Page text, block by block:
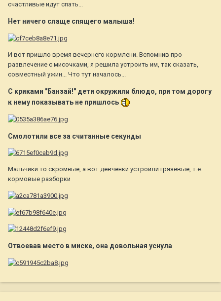
счастливые идут спать...
Нет ничего слаще спящего малыша!
И вот пришло время вечернего кормлени. Вспомнив про
развлечение с мисочками, я решила устроить им, так сказать,
совместный ужин... Что тут началось...
С криками "Банзай!" дети окружили блюдо, при том дорогу
к нему показывать не пришлось
Смолотили все за считанные секунды
Мальчики то скромные, а вот девченки устроили грязевые, т.е.
кормовые разборки
Отвоевав место в миске, она довольная уснула